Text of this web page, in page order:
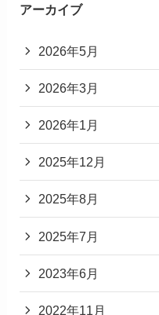
アーカイブ
2026年5月
2026年3月
2026年1月
2025年12月
2025年8月
2025年7月
2023年6月
2022年11月